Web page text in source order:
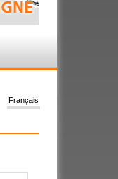
Français